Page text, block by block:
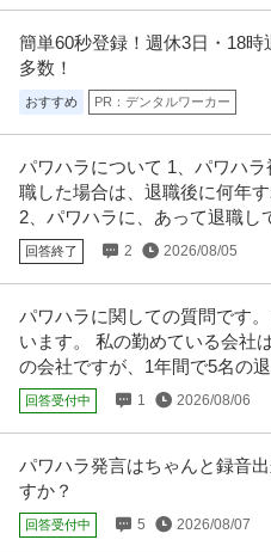
経理事務スタッフ／経理経験必
残業ほぼなし
有限会社石田電機
新着 正社員 交通費支給 学歴不問
仕事内容：＼経理経験を活かして、安
年以上の電気設備工事会社で…続きを
新着 正社員 土日休み インセンテ
年収800万円
じ、当該求人をビズリーチ上…続きを
簡単60秒登録！週休3日・18
多数！
おすすめ PR：デンタルワーカー
パワハラについて 1、パワハ
職した場合は、退職後に何年
2、パワハラに、あって退職し
回答終了 2 2026/08/05
パワハラに関しての質問です
います。 私の勤めている会社
の会社ですが、1年間で5名の
回答受付中 1 2026/08/06
パワハラ発言はちゃんと録音
すか？
回答受付中 5 2026/08/07